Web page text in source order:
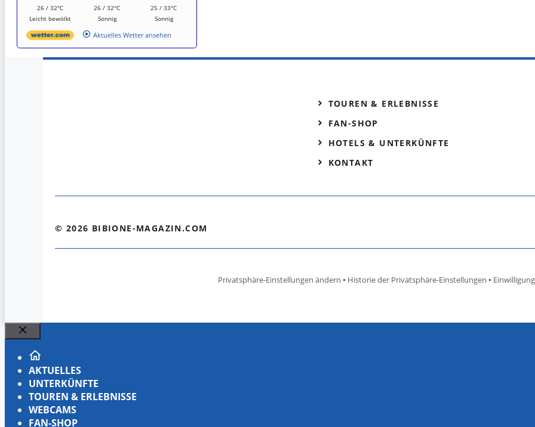
26 / 32°C
Leicht bewölkt
26 / 32°C
Sonnig
25 / 33°C
Sonnig
Aktuelles Wetter ansehen
TOUREN & ERLEBNISSE
FAN-SHOP
HOTELS & UNTERKÜNFTE
KONTAKT
© 2026 BIBIONE-MAGAZIN.COM
Privatsphäre-Einstellungen ändern • Historie der Privatsphäre-Einstellungen •
Schließen
AKTUELLES
UNTERKÜNFTE
TOUREN & ERLEBNISSE
WEBCAMS
FAN-SHOP